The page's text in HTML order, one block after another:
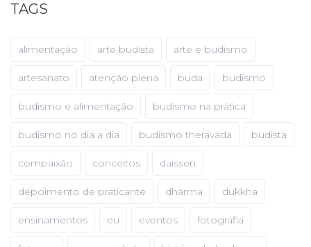
TAGS
alimentação arte budista arte e budismo
artesanato atenção plena buda budismo
budismo e alimentação budismo na prática
budismo no dia a dia budismo theravada budista
compaixão conceitos daissen
depoimento de praticante dharma dukkha
ensinamentos eu eventos fotografia